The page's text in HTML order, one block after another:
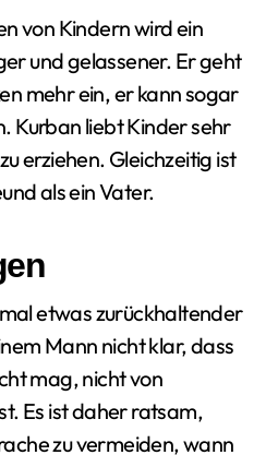
von Kindern wird ein
und gelassener. Er geht
mehr ein, er kann sogar
Kurban liebt Kinder sehr
erziehen. Gleichzeitig ist
als ein Vater.
etwas zurückhaltender
Mann nicht klar, dass
mag, nicht von
Es ist daher ratsam,
zu vermeiden, wann